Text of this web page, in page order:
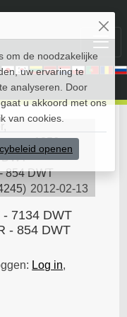
>1256
854 DWT
) 2012-02-13
- 7134 DWT
- 854 DWT
Log in,
om de noodzakelijke
uw ervaring te
analyseren. Door
u akkoord met ons
van cookies.
openen